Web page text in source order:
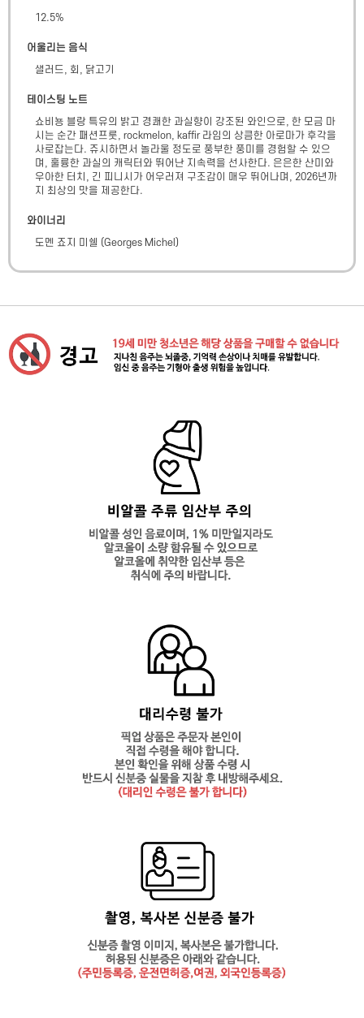
12.5%
어울리는 음식
샐러드, 회, 닭고기
테이스팅 노트
쇼비뇽 블랑 특유의 밝고 경쾌한 과실향이 강조된 와인으로, 한 모금 마
시는 순간 패션프룻, rockmelon, kaffir 라임의 상큼한 아로마가 후각을
사로잡는다. 쥬시하면서 놀라울 정도로 풍부한 풍미를 경험할 수 있으
며, 훌륭한 과실의 캐릭터와 뛰어난 지속력을 선사한다. 은은한 산미와
우아한 터치, 긴 피니시가 어우러져 구조감이 매우 뛰어나며, 2026년까
지 최상의 맛을 제공한다.
와이너리
도멘 죠지 미쉘 (Georges Michel )